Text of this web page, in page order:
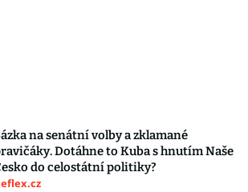
na senátní volby a zklamané
Dotáhne to Kuba s hnutím Naše
do celostátní politiky?